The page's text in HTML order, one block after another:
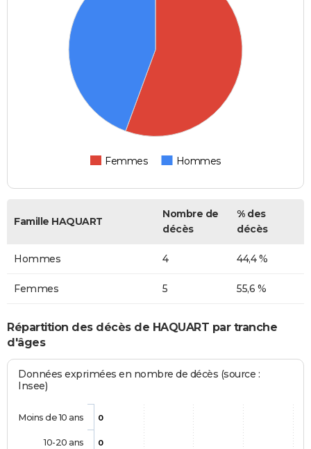
Femmes Hommes
Famille HAQUART
Nombre de
décès
% des
décès
Hommes 4 44,4 %
Femmes 5 55,6 %
Répartition des décès de HAQUART par tranche
d'âges
Données exprimées en nombre de décès (source :
Insee)
0
0
Moins de 10 ans
10-20 ans